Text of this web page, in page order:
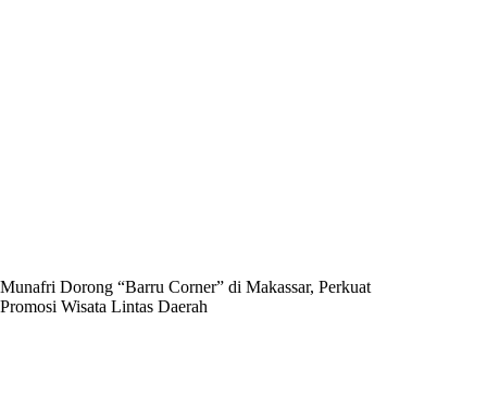
Munafri Dorong “Barru Corner” di Makassar, Perkuat
Promosi Wisata Lintas Daerah